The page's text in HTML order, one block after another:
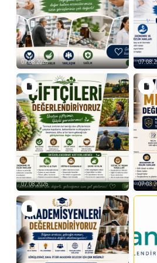
Rakip Analiz Teknikleri:
Rakip analizi yapmanın
Rakibin zayıf ve güçlü
belirleme
Pratik uygulamalar
Strateji Uygulamalı Mini
Öğrenilen stratejilerin
uygulanması
Pratik uygulamalar ve
-Kondisyon ve
Kondisyon Artırıcı
Kondisyonun önemi ve
egzersizler
Kardiyo ve güç artırıcı
07.08.2026
07.08.2026